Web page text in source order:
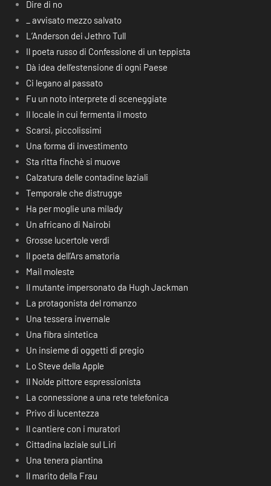
Dire di no
_ avvisato mezzo salvato
L’Anderson dei Jethro Tull
Il poeta russo di Confessione di un teppista
Dà idea dell’estensione di ogni Paese
Ci legano al passato
Fu un noto interprete di sceneggiate
Il locale in cui fermenta il mosto
Scarsi, piccolissimi
Una forma di investimento
Sta ritta finchè si muove
Calzatura delle contadine laziali
Temporale che distrugge
Ha per moglie una milady
Un africano di Nairobi
Grosse lucertole verdi
Il poeta dell’Ars amatoria
Mail moleste
Il mutante impersonato da Hugh Jackman
La protagonista del romanzo
Una tessera invernale
Una fibra sintetica
Un insieme di oggetti di pregio
Lo Steve della Apple
Il Nolde pittore espressionista
La connessione a una rete telefonica
Privo di lucentezza
Il cantiere con i muratori
Cittadina laziale sul Liri
Una tenera piantina
Il marito della Frau